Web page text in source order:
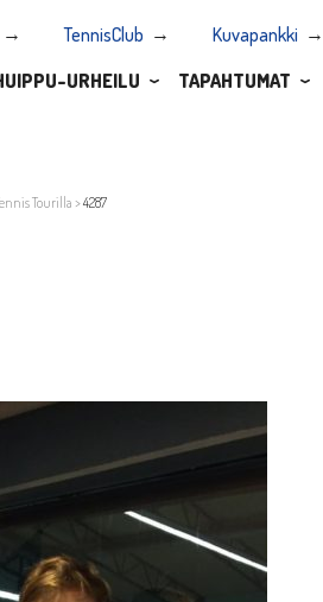
TennisClub Kuvapankki
URHEILU TAPAHTUMAT
Tourilla >4287